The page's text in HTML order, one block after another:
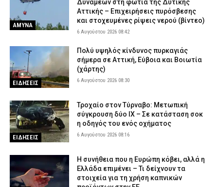
ΑΜΥΝΑ
Δυνάμεων στη φωτιά της Δυτικής
Αττικής – Επιχειρήσεις πυρόσβεσης
και στοχευμένες ρίψεις νερού (βίντεο)
6 Αυγούστου 2026 08:42
ΕΙΔΗΣΕΙΣ
Πολύ υψηλός κίνδυνος πυρκαγιάς
σήμερα σε Αττική, Εύβοια και Βοιωτία
(χάρτης)
6 Αυγούστου 2026 08:30
ΕΙΔΗΣΕΙΣ
Τροχαίο στον Τύρναβο: Μετωπική
σύγκρουση δύο ΙΧ – Σε κατάσταση σοκ
η οδηγός του ενός οχήματος
6 Αυγούστου 2026 08:16
Η συνήθεια που η Ευρώπη κόβει, αλλά η
Ελλάδα επιμένει – Τι δείχνουν τα
στοιχεία για τη χρήση καπνικών